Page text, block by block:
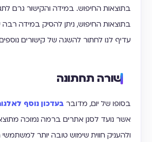
בתוצאות החיפוש. במידה והקישור גרם
בתוצאות החיפוש, ניתן להסיק במידה רבה
עדיף לנו לחתור להשגה של קישורים
שורה תחתונה
בסופו של יום, מדובר בעדכון נוסף
אשר נועד לסנן אתרים ברמה נמוכה
ולהעניק חווית שימוש טובה יותר